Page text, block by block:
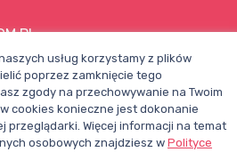
usług korzystamy z plików
poprzez zamknięcie tego
zgody na przechowywanie na Twoim
cookies konieczne jest dokonanie
przeglądarki. Więcej informacji na temat
osobowych znajdziesz w Polityce